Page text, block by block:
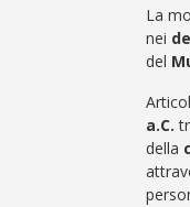
La
nei
del
a.C.
della